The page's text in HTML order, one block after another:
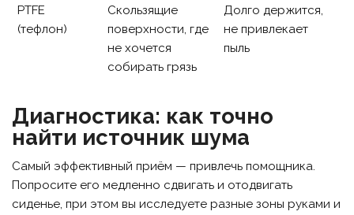
PTFE
(тефлон)
Скользящие
поверхности, где
не хочется
собирать грязь
Долго держится,
не привлекает
пыль
Диагностика: как точно
найти источник шума
Самый эффективный приём — привлечь помощника.
Попросите его медленно сдвигать и отодвигать
сиденье, при этом вы исследуете разные зоны руками и